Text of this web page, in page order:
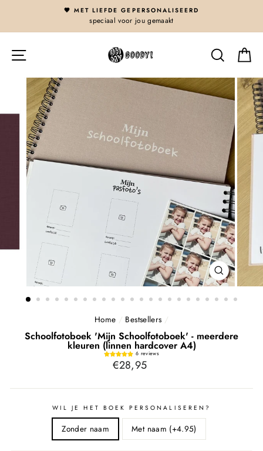
content
🤎 MET LIEFDE GEPERSONALISEERD
speciaal voor jou gemaakt
Zoeken
SLUITEN
(ESC)
Home / Bestsellers /
Schoolfotoboek 'Mijn Schoolfotoboek' - meerdere
kleuren (linnen hardcover A4)
6 reviews
Normale
€28,95
WIL JE HET BOEK PERSONALISEREN?
Zonder naam Met naam (+4.95)
{{currency}}{{discount}} undefined